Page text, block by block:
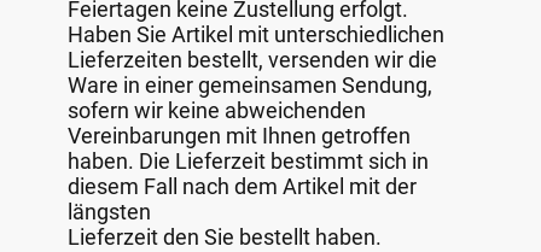
Feiertagen keine Zustellung erfolgt.
Haben Sie Artikel mit unterschiedlichen
Lieferzeiten bestellt, versenden wir die
Ware in einer gemeinsamen Sendung,
sofern wir keine abweichenden
Vereinbarungen mit Ihnen getroffen
haben. Die Lieferzeit bestimmt sich in
diesem Fall nach dem Artikel mit der
längsten
Lieferzeit den Sie bestellt haben.